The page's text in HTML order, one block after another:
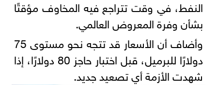
النفط، في وقت تتراجع فيه المخاوف مؤقتًا
بشأن وفرة المعروض العالمي.
وأضاف أن الأسعار قد تتجه نحو مستوى 75
دولارًا للبرميل، قبل اختبار حاجز 80 دولارًا، إذا
شهدت الأزمة أي تصعيد جديد.